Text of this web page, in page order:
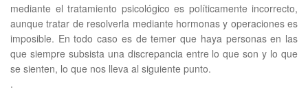
mediante el tratamiento psicológico es políticamente incorrecto,
aunque tratar de resolverla mediante hormonas y operaciones es
imposible. En todo caso es de temer que haya personas en las
que siempre subsista una discrepancia entre lo que son y lo que
se sienten, lo que nos lleva al siguiente punto.
.